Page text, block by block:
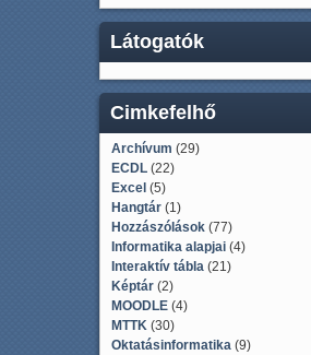
Látogatók
Cimkefelhő
Archívum (29)
ECDL(22)
Excel (5)
Hangtár(1)
Hozzászólások(77)
Informatika alapjai(4)
Interaktív tábla(21)
Képtár(2)
MOODLE(4)
MTTK(30)
Oktatásinformatika(9)